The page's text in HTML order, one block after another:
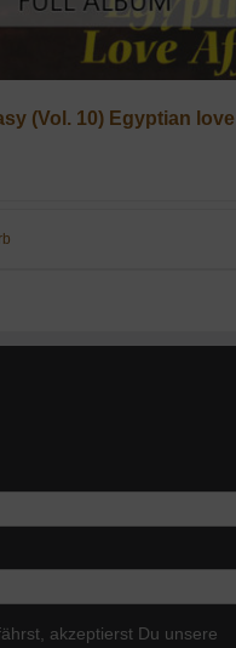
(Vol. 10) Egyptian
akzeptierst Du unsere